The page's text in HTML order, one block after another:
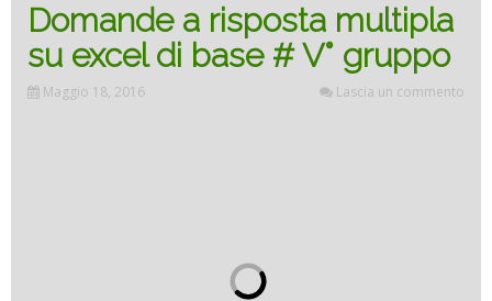
Domande a risposta multipla
su excel di base # V° gruppo
Maggio 18, 2016 Lascia un commento